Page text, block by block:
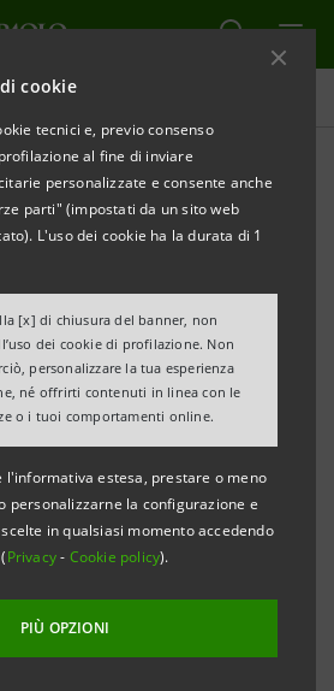
cookie
tecnici e, previo consenso
al fine di inviare
personalizzate e consente anche
parti" (impostati da un sito web
L'uso dei cookie ha la durata di 1
[x] di chiusura del banner, non
dei cookie di profilazione. Non
personalizzare la tua esperienza
né offrirti contenuti in linea con le
o i tuoi comportamenti online.
l'informativa estesa, prestare o meno
personalizzarne la configurazione e
in qualsiasi momento accedendo
Privacy- Cookie policy).
PIÙ OPZIONI
il futuro.